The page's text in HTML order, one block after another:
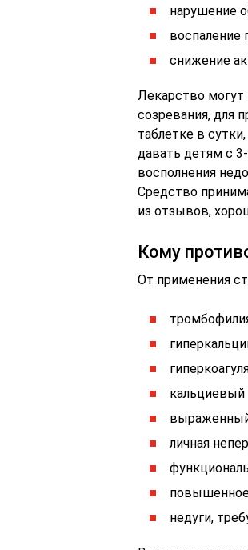
нарушение
воспаление
снижение
Лекарство могут
созревания, для
таблетке в
давать детям с
восполнения
Средство
из отзывов,
Кому
От применения
кальциевый
личная
недуги,